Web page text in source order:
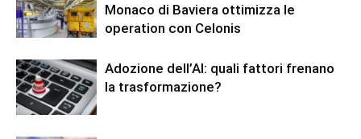
Monaco di Baviera ottimizza le
operation con Celonis
Adozione dell’AI: quali fattori frenano
la trasformazione?